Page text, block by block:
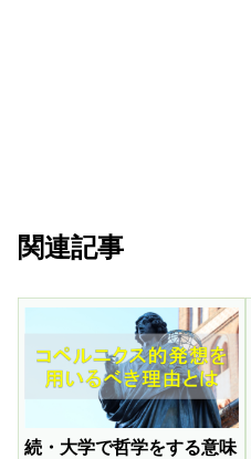
関連記事
続・大学で哲学をする意味